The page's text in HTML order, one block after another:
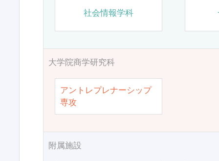
社会情報学科
大学院商学研究科
アントレプレナーシップ
専攻
附属施設